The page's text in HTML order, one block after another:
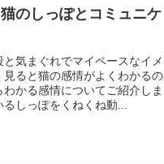
のしっぽとコミュニケ
気まぐれでマイペースなイメ
ると猫の感情がよくわかるの
かる感情についてご紹介しま
しっぽをくねくね動...